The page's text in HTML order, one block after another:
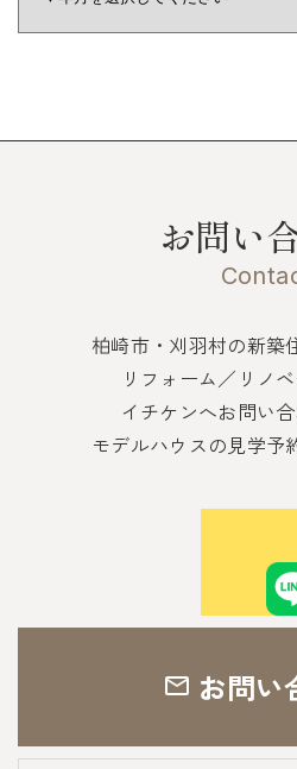
お問い
柏崎市・刈羽村の新築
リフォーム／リノベ
イチケンへお問い合
モデルハウスの見学予
お問い